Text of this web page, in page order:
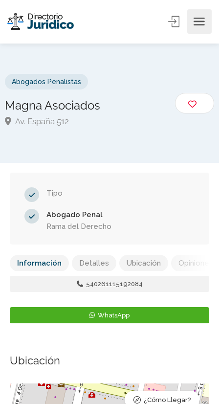
Abogados Penalistas
Magna Asociados
Av. España 512
Tipo
Abogado Penal
Rama del Derecho
Información Detalles Ubicación Opiniones
540261115192084
WhatsApp
Ubicación
¿Cómo Llegar?